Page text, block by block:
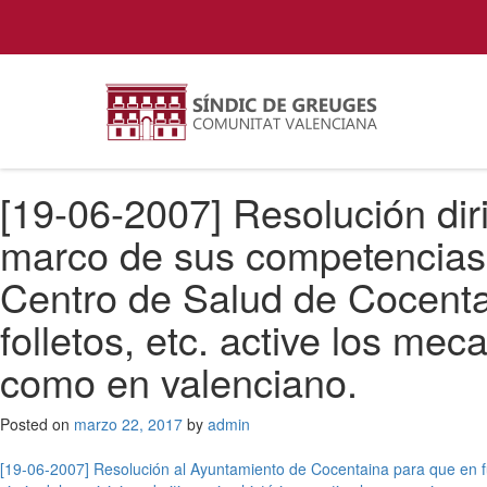
[19-06-2007] Resolución
marco de sus
Centro de Salud de
folletos, etc. active los
como en valenciano.
Posted on marzo 22, 2017 by admin
Navegación
[19-06-2007] Resolución al Ayuntamiento de Cocentaina para que en